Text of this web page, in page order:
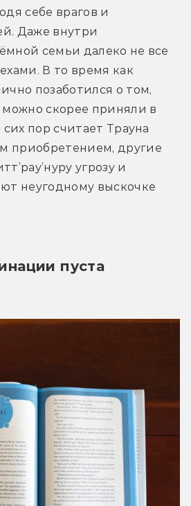
себе врагов и
Даже внутри
семьи далеко не все
В то время как
позаботился о том,
можно скорее приняли в
пор считает Трауна
приобретением, другие
угрозу и
неугодному выскочке
пуста